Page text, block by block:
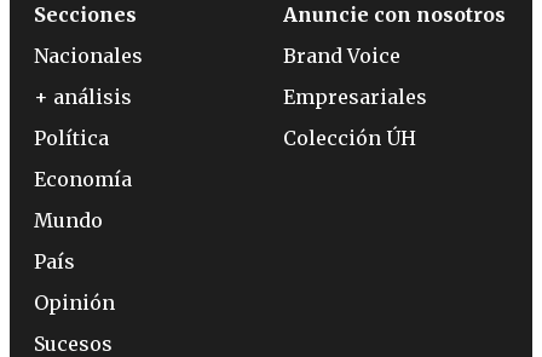
Secciones
Nacionales
+ análisis
Política
Economía
Mundo
País
Opinión
Sucesos
Anuncie con nosotros
Brand Voice
Empresariales
Colección ÚH